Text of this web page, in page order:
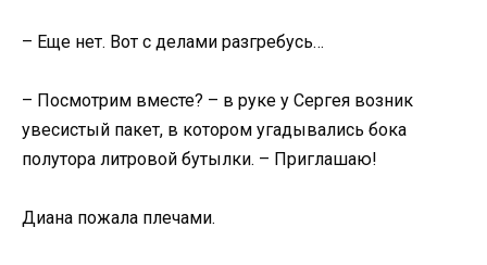
– Еще нет. Вот с делами разгребусь…
– Посмотрим вместе? – в руке у Сергея возник
увесистый пакет, в котором угадывались бока
полутора литровой бутылки. – Приглашаю!
Диана пожала плечами.